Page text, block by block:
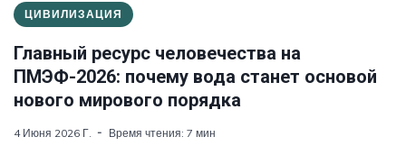
ЦИВИЛИЗАЦИЯ
Главный ресурс человечества на
ПМЭФ-2026: почему вода станет основой
нового мирового порядка
4 Июня 2026 Г. Время чтения: 7 мин